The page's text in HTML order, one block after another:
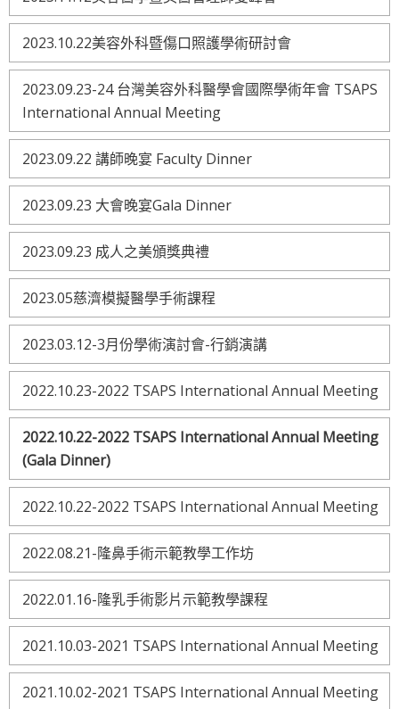
2023.10.22美容外科暨傷口照護學術研討會
2023.09.23-24 台灣美容外科醫學會國際學術年會 TSAPS
International Annual Meeting
2023.09.22 講師晚宴 Faculty Dinner
2023.09.23 大會晚宴Gala Dinner
2023.09.23 成人之美頒獎典禮
2023.05慈濟模擬醫學手術課程
2023.03.12-3月份學術演討會-行銷演講
2022.10.23-2022 TSAPS International Annual Meeting
2022.10.22-2022 TSAPS International Annual Meeting
(Gala Dinner)
2022.10.22-2022 TSAPS International Annual Meeting
2022.08.21-隆鼻手術示範教學工作坊
2022.01.16-隆乳手術影片示範教學課程
2021.10.03-2021 TSAPS International Annual Meeting
2021.10.02-2021 TSAPS International Annual Meeting